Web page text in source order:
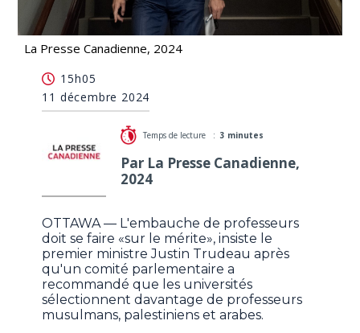
La Presse Canadienne, 2024
faire sur le mérite, recadre Trudeau
15h05
11 décembre 2024
Temps de lecture :3 minutes
Par La Presse Canadienne,
2024
OTTAWA — L'embauche de professeurs
doit se faire «sur le mérite», insiste le
premier ministre Justin Trudeau après
qu'un comité parlementaire a
recommandé que les universités
sélectionnent davantage de professeurs
musulmans, palestiniens et arabes.